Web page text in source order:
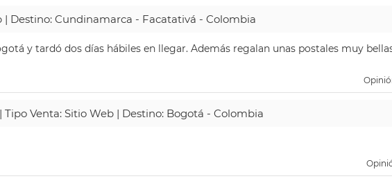
| Destino: Cundinamarca - Facatativá - Colombia
y tardó dos días hábiles en llegar. Además regalan unas postales muy
| Tipo Venta: Sitio Web | Destino: Bogotá - Colombia